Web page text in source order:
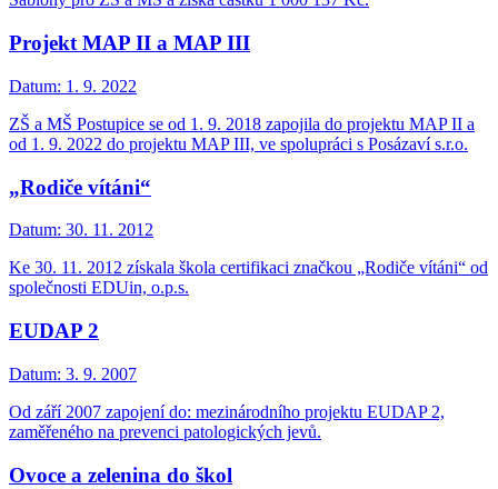
Projekt MAP II a MAP III
Datum: 1. 9. 2022
ZŠ a MŠ Postupice se od 1. 9. 2018 zapojila do projektu MAP II a
od 1. 9. 2022 do projektu MAP III, ve spolupráci s Posázaví s.r.o.
„Rodiče vítáni“
Datum: 30. 11. 2012
Ke 30. 11. 2012 získala škola certifikaci značkou „Rodiče vítáni“ od
společnosti EDUin, o.p.s.
EUDAP 2
Datum: 3. 9. 2007
Od září 2007 zapojení do: mezinárodního projektu EUDAP 2,
zaměřeného na prevenci patologických jevů.
Ovoce a zelenina do škol